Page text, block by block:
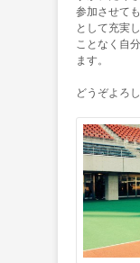
参加させて
として充実
ことなく自
ます。
どうぞよろ